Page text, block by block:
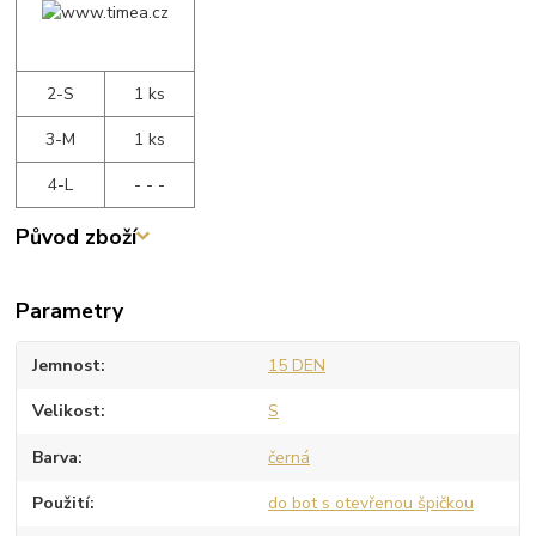
2-S
1 ks
3-M
1 ks
4-L
- - -
Původ zboží
Parametry
Jemnost 15 DEN
Velikost S
Barva černá
Použití do bot s otevřenou špičkou